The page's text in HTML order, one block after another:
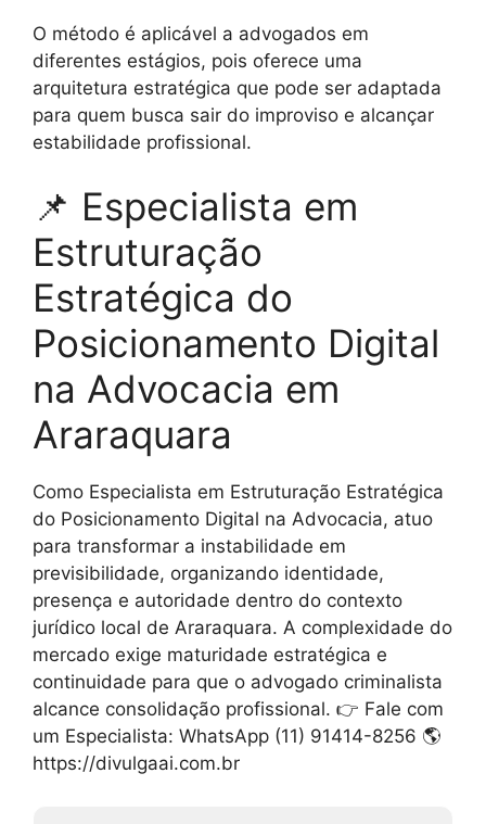
O método é aplicável a advogados em
diferentes estágios, pois oferece uma
arquitetura estratégica que pode ser adaptada
para quem busca sair do improviso e alcançar
estabilidade profissional.
📌 Especialista em
Estruturação
Estratégica do
Posicionamento Digital
na Advocacia em
Araraquara
Como Especialista em Estruturação Estratégica
do Posicionamento Digital na Advocacia, atuo
para transformar a instabilidade em
previsibilidade, organizando identidade,
presença e autoridade dentro do contexto
jurídico local de Araraquara. A complexidade do
mercado exige maturidade estratégica e
continuidade para que o advogado criminalista
alcance consolidação profissional. 👉 Fale com
um Especialista: WhatsApp (11) 91414-8256 🌎
https://divulgaai.com.br